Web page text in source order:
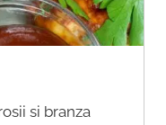
si branza